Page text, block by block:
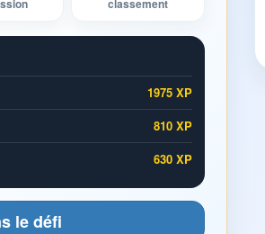
classement
1975 XP
810 XP
630 XP
le défi